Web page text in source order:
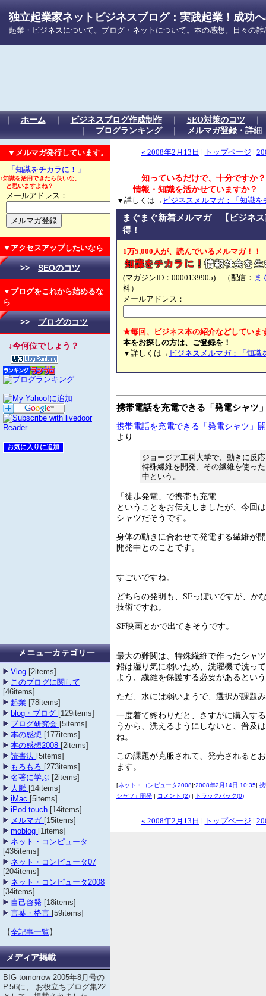
独立起業家ネットビジネスブログ：実践起業！成功
起業・ビジネスについて。ブログ・ネットについて。本の感想。日々の
｜ ホーム ｜ ビジネスブログ作成制作｜ SEO対策のコツ
｜ ブログランキング｜ メルマガ登録・詳細
▼メルマガ発行しています。
「知識をチカラに！」
↑知識を活用できたら良いな、
と思いますよね？
メールアドレス：
▼アクセスアップしたいなら
>> SEOのコツ
▼ブログをこれから始めるな
ら
>> ブログのコツ
↓今何位でしょう？
Vlog [2items]
このブログに関して
[46items]
起業 [78items]
blog・ブログ [129items]
ブログ研究会 [5items]
本の感想 [177items]
本の感想2008 [2items]
読書法 [5items]
もろもろ [273items]
名著に学ぶ [2items]
人脈 [14items]
iMac [5items]
iPod touch [14items]
メルマガ [15items]
moblog [1items]
ネット・コンピュータ
[436items]
ネット・コンピュータ07
[204items]
ネット・コンピュータ2008
[34items]
自己啓発 [18items]
言葉・格言 [59items]
【全記事一覧 】
メディア掲載
BIG tomorrow 2005年8月号の
P.56に、 お役立ちブログ集22
« 2008年2月13日 トップページ
知っているだけで、十分ですか？
情報・知識を活かせていますか？
▼詳しくは→ ビジネスメルマガ：「知識を
まぐまぐ新着メルマガ 【ビジネ
得！
1万5,000人が、読んでいるメルマガ！！
(マガジンID：0000139905) （配信： ま
料）
メールアドレス：
★毎回、ビジネス本の紹介などしていま
本をお探しの方は、ご登録を！
▼詳しくは→ ビジネスメルマガ：「知識
携帯電話を充電できる「発電シャツ
携帯電話を充電できる「発電シャツ」
より
ジョージア工科大学で、動きに反
特殊繊維を開発、その繊維を使っ
中という。
「徒歩発電」で携帯も充電
ということをお伝えしましたが、今回
シャツだそうです。
身体の動きに合わせて発電する繊維が
開発中とのことです。
すごいですね。
どちらの発明も、SFっぽいですが、か
技術ですね。
SF映画とかで出てきそうです。
最大の難関は、特殊繊維で作ったシャ
鉛は湿り気に弱いため、洗濯機で洗っ
よう、繊維を保護する必要があるとい
ただ、水には弱いようで、選択が課題
一度着て終わりだと、さすがに購入す
うから、洗えるようにしないと、普及
ね。
この課題が克服されて、発売されると
ます。
[ネット・コンピュータ2008]:2008年2月14日 10:35|
シャツ」開発 | コメント (2) | トラックバック(0)
« 2008年2月13日 トップページ